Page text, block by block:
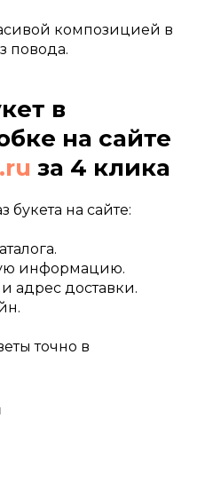
композицией в
повода.
в
на сайте
за 4 клика
букета на сайте:
информацию.
адрес доставки.
точно в